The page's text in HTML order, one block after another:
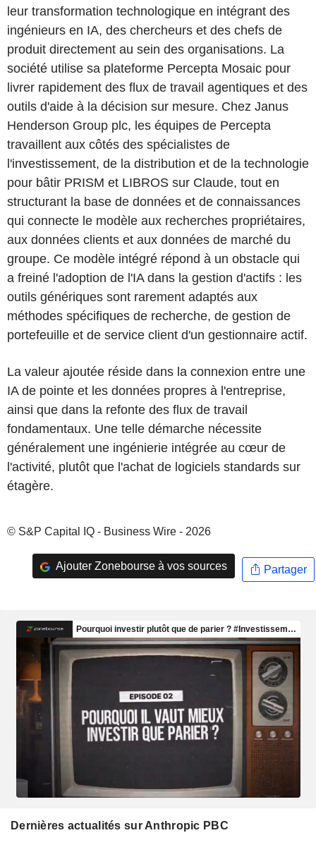
leur transformation technologique en intégrant des
ingénieurs en IA, des chercheurs et des chefs de
produit directement au sein des organisations. La
société utilise sa plateforme Percepta Mosaic pour
livrer rapidement des flux de travail agentiques et des
outils d'aide à la décision sur mesure. Chez Janus
Henderson Group plc, les équipes de Percepta
travaillent aux côtés des spécialistes de
l'investissement, de la distribution et de la technologie
pour bâtir PRISM et LIBROS sur Claude, tout en
structurant la base de données et de connaissances
qui connecte le modèle aux recherches propriétaires,
aux données clients et aux données de marché du
groupe. Ce modèle intégré répond à un obstacle qui
a freiné l'adoption de l'IA dans la gestion d'actifs : les
outils génériques sont rarement adaptés aux
méthodes spécifiques de recherche, de gestion de
portefeuille et de service client d'un gestionnaire actif.
La valeur ajoutée réside dans la connexion entre une
IA de pointe et les données propres à l'entreprise,
ainsi que dans la refonte des flux de travail
fondamentaux. Une telle démarche nécessite
généralement une ingénierie intégrée au cœur de
l'activité, plutôt que l'achat de logiciels standards sur
étagère.
© S&P Capital IQ - Business Wire - 2026
Ajouter Zonebourse à vos sources Partager
Dernières actualités sur Anthropic PBC